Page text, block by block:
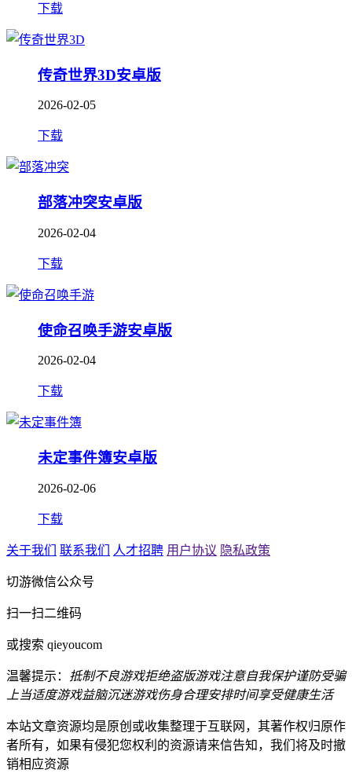
下载
传奇世界3D安卓版
2026-02-05
下载
部落冲突安卓版
2026-02-04
下载
使命召唤手游安卓版
2026-02-04
下载
未定事件簿安卓版
2026-02-06
下载
关于我们 联系我们 人才招聘 用户协议 隐私政策
切游微信公众号
扫一扫二维码
或搜索 qieyoucom
温馨提示： 抵制不良游戏拒绝盗版游戏注意自我保护谨防受骗
上当适度游戏益脑沉迷游戏伤身合理安排时间享受健康生活
本站文章资源均是原创或收集整理于互联网，其著作权归原作
者所有，如果有侵犯您权利的资源请来信告知，我们将及时撤
销相应资源